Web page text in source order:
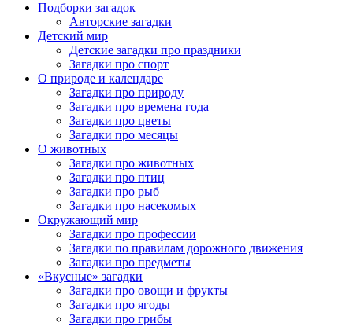
Подборки загадок
Авторские загадки
Детский мир
Детские загадки про праздники
Загадки про спорт
О природе и календаре
Загадки про природу
Загадки про времена года
Загадки про цветы
Загадки про месяцы
О животных
Загадки про животных
Загадки про птиц
Загадки про рыб
Загадки про насекомых
Окружающий мир
Загадки про профессии
Загадки по правилам дорожного движения
Загадки про предметы
«Вкусные» загадки
Загадки про овощи и фрукты
Загадки про ягоды
Загадки про грибы